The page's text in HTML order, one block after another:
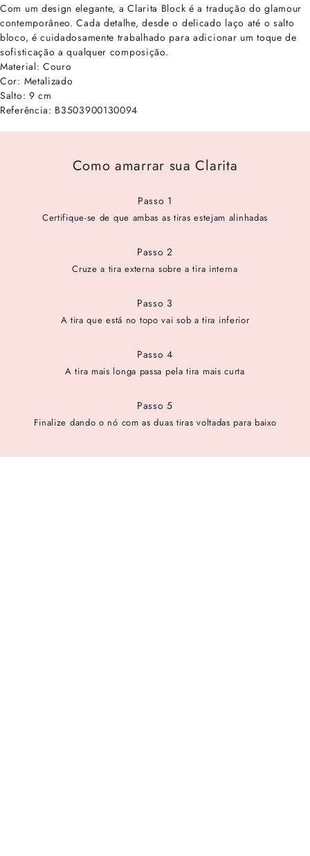
Com um design elegante, a Clarita Block é a tradução do glamour
contemporâneo. Cada detalhe, desde o delicado laço até o salto
bloco, é cuidadosamente trabalhado para adicionar um toque de
sofisticação a qualquer composição.
Material: Couro
Cor: Metalizado
Salto: 9 cm
Referência: B3503900130094
Como amarrar sua Clarita
Passo 1
Certifique-se de que ambas as tiras estejam alinhadas
Passo 2
Cruze a tira externa sobre a tira interna
Passo 3
A tira que está no topo vai sob a tira inferior
Passo 4
A tira mais longa passa pela tira mais curta
Passo 5
Finalize dando o nó com as duas tiras voltadas para baixo